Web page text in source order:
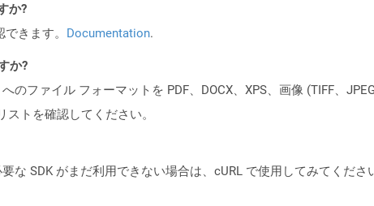
か?
きます。 Documentation.
か?
ファイル フォーマットを PDF、DOCX、XPS、画像 (TIFF、
ストを確認してください。
SDK がまだ利用できない場合は、cURL で使用してみてくださ